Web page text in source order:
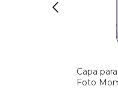
Capa
Foto